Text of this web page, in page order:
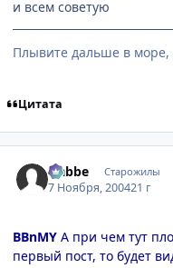
и всем советую
Плывите дальше в
Цитата
Nabbe Старожилы
7 Ноября, 200421 г
BBnMY А при чем тут
первый пост, то будет